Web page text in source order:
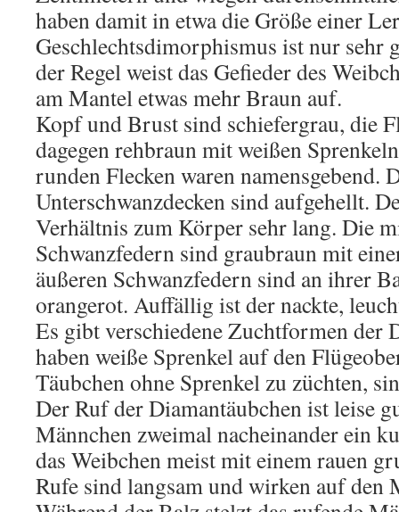
haben damit in etwa die Größe einer
Geschlechtsdimorphismus ist nur sehr
der Regel weist das Gefieder des
am Mantel etwas mehr Braun auf.
Kopf und Brust sind schiefergrau, die
dagegen rehbraun mit weißen
runden Flecken waren namensgebend.
Unterschwanzdecken sind aufgehellt.
Verhältnis zum Körper sehr lang. Die
Schwanzfedern sind graubraun mit
äußeren Schwanzfedern sind an ihrer
orangerot. Auffällig ist der nackte,
Es gibt verschiedene Zuchtformen der
haben weiße Sprenkel auf den
Täubchen ohne Sprenkel zu züchten,
Der Ruf der Diamantäubchen ist leise
Männchen zweimal nacheinander ein
das Weibchen meist mit einem rauen
Rufe sind langsam und wirken auf den